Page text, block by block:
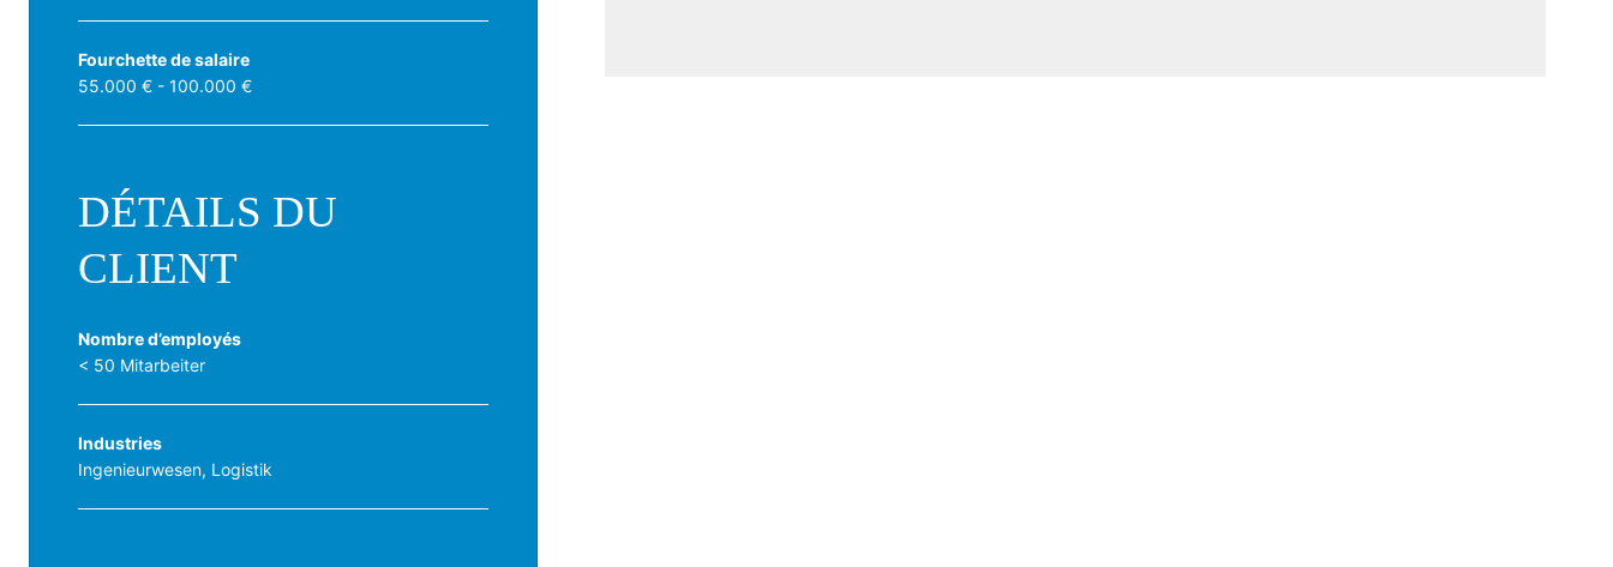
Fourchette de salaire
55.000 € - 100.000 €
DÉTAILS DU
CLIENT
Nombre d’employés
< 50 Mitarbeiter
Industries
Ingenieurwesen, Logistik